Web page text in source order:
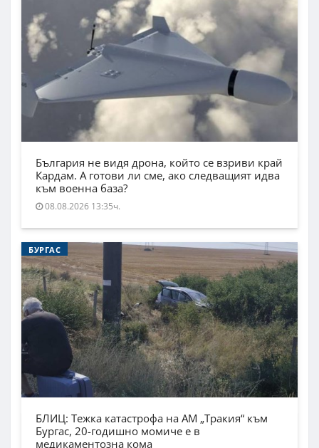
България не видя дрона, който се взриви край
Кардам. А готови ли сме, ако следващият идва
към военна база?
08.08.2026 13:35ч.
БУРГАС
БЛИЦ: Тежка катастрофа на АМ „Тракия“ към
Бургас, 20-годишно момиче е в
медикаментозна кома